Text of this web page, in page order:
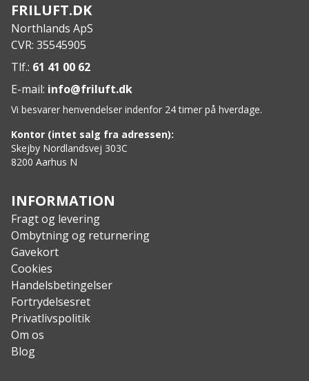
Specs:
Materiale: Ruskind, tekstil, gummi og
fiskelæderdetaljer
Mellemsål: PU (polyurethan)
FRILUFT.DK
Northlands ApS
CVR: 35545905
Tlf.: 61 41 00 62
E-mail: info@friluft.dk
Vi besvarer henvendelser indenfor 24 timer på hverdage.
Kontor (intet salg fra adressen):
Skejby Nordlandsvej 303C
8200 Aarhus N
INFORMATION
Fragt og levering
Ombytning og returnering
Gavekort
Cookies
Handelsbetingelser
Fortrydelsesret
Privatlivspolitik
Om os
Blog